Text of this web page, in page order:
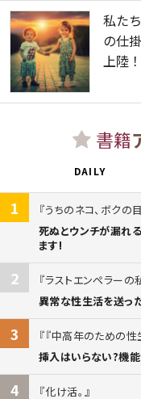
私た
の仕
上陸！
書籍
DAILY
1
うちのネコ、ボクの
死ぬとウンチが漏れ
ます!
2
ラストエンペラーの
異常な性生活を送っ
3
『中高年のための性
挿入はいらない?機
4
化け活。